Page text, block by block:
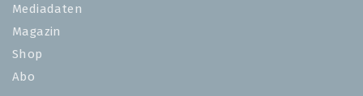
Mediadaten
Magazin
Shop
Abo